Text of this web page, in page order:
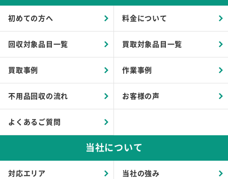
初めての方へ 料金について
回収対象品目一覧 買取対象品目一覧
買取事例 作業事例
不用品回収の流れ お客様の声
よくあるご質問
当社について
対応エリア 当社の強み